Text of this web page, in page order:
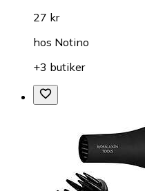
27 kr
hos Notino
+3 butiker